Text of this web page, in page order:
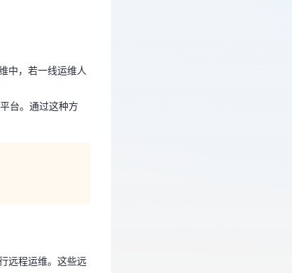
中，若一线运维人
台。通过这种方
远程运维。这些远
中，若一线运维人
台。通过这种方
远程运维。这些远